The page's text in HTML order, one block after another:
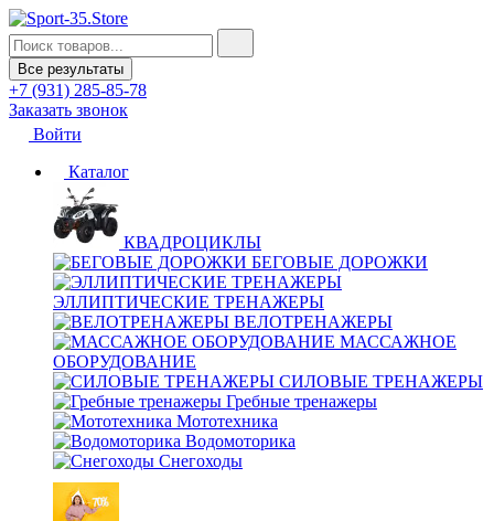
Все результаты
+7 (931) 285-85-78
Заказать звонок
Войти
Каталог
КВАДРОЦИКЛЫ
БЕГОВЫЕ ДОРОЖКИ
ЭЛЛИПТИЧЕСКИЕ ТРЕНАЖЕРЫ
ВЕЛОТРЕНАЖЕРЫ
МАССАЖНОЕ
ОБОРУДОВАНИЕ
СИЛОВЫЕ ТРЕНАЖЕРЫ
Гребные тренажеры
Мототехника
Водомоторика
Снегоходы